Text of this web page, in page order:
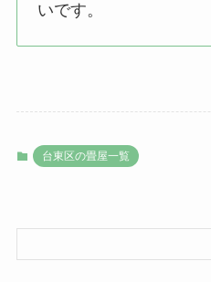
いです。
台東区の畳屋一覧